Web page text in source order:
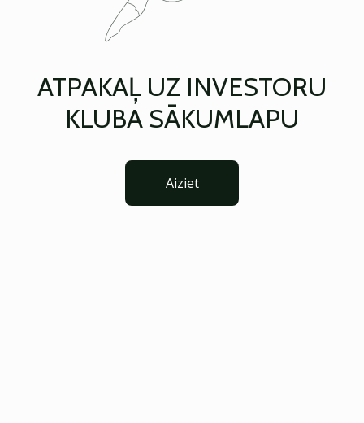
ATPAKAĻ UZ INVESTORU
KLUBA SĀKUMLAPU
Aiziet